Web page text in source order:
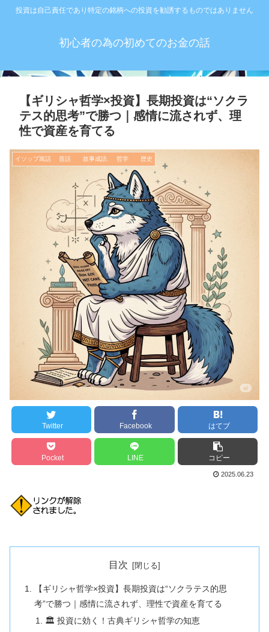
投資は自己責任であり特定の銘柄への投資を勧誘するものではありません
初心者の為の初めてのお金の話
【ギリシャ哲学×投資】長期投資は“ソクラ
テス的思考”で勝つ｜感情に流されず、理
性で資産を育てる
イソップ寓話 昔話 故事成語. 哲学 歴史
Twitter Facebook はてブ
Pocket LINE コピー
2025.06.23
目次
【ギリシャ哲学×投資】長期投資は“ソクラテス的思
考”で勝つ｜感情に流されず、理性で資産を育てる
🏛️ 投資に効く！古典ギリシャ哲学の知恵